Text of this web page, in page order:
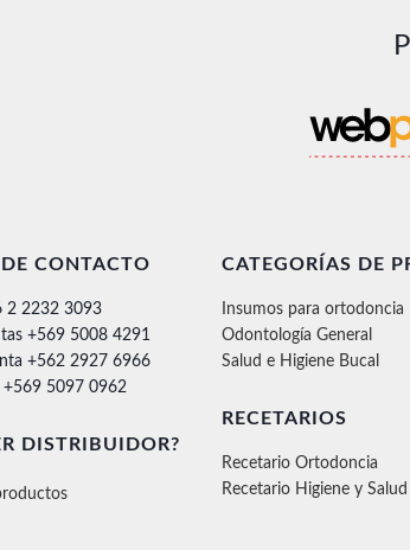
CONTACTO
2 2232 3093
+569 5008 4291
+562 2927 6966
5097 0962
DISTRIBUIDOR?
CATEGORÍAS DE
Insumos para ortodoncia
Odontología General
Salud e Higiene Bucal
RECETARIOS
Recetario Ortodoncia
Recetario Higiene y Salud